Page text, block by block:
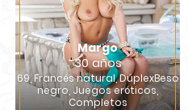
Margo
30 años
69, Francés natural, DúplexBeso
negro, Juegos eróticos,
Completos